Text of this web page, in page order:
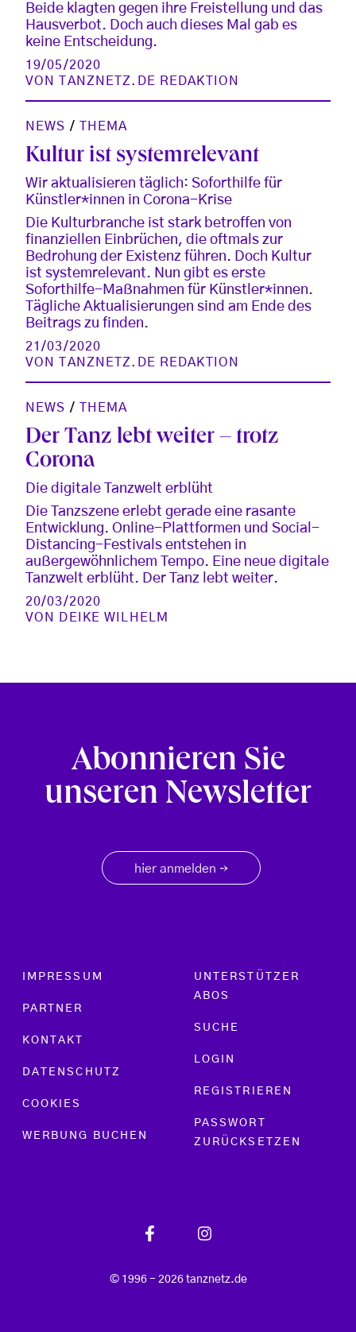
Beide klagten gegen ihre Freistellung und das
Hausverbot. Doch auch dieses Mal gab es
keine Entscheidung.
19/05/2020
VON
TANZNETZ.DE REDAKTION
NEWS / THEMA
Kultur ist systemrelevant
Wir aktualisieren täglich: Soforthilfe für
Künstler*innen in Corona-Krise
Die Kulturbranche ist stark betroffen von
finanziellen Einbrüchen, die oftmals zur
Bedrohung der Existenz führen. Doch Kultur
ist systemrelevant. Nun gibt es erste
Soforthilfe-Maßnahmen für Künstler*innen.
Tägliche Aktualisierungen sind am Ende des
Beitrags zu finden.
21/03/2020
VON
TANZNETZ.DE REDAKTION
NEWS / THEMA
Der Tanz lebt weiter – trotz
Corona
Die digitale Tanzwelt erblüht
Die Tanzszene erlebt gerade eine rasante
Entwicklung. Online-Plattformen und Social-
Distancing-Festivals entstehen in
außergewöhnlichem Tempo. Eine neue digitale
Tanzwelt erblüht. Der Tanz lebt weiter.
20/03/2020
VON
DEIKE WILHELM
Abonnieren Sie
unseren Newsletter
hier anmelden →
Footer menu
IMPRESSUM
PARTNER
KONTAKT
DATENSCHUTZ
COOKIES
WERBUNG BUCHEN
UNTERSTÜTZER
ABOS
SUCHE
LOGIN
REGISTRIEREN
PASSWORT
ZURÜCKSETZEN
© 1996 - 2026 tanznetz.de